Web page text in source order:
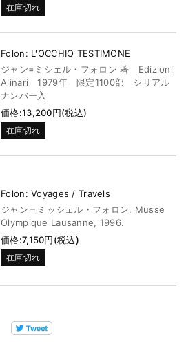
在庫切れ
Folon: L'OCCHIO TESTIMONE
ジャン=ミシェル・フォロン 著 Edizioni
Alinari 1979年 限定1100部 シリアル
ナンバー入
価格:13,200円(税込)
在庫切れ
Folon: Voyages / Travels
ジャン＝ミッシェル・フォロン. Musse
Olympique Lausanne, 1996.
価格:7,150円(税込)
在庫切れ